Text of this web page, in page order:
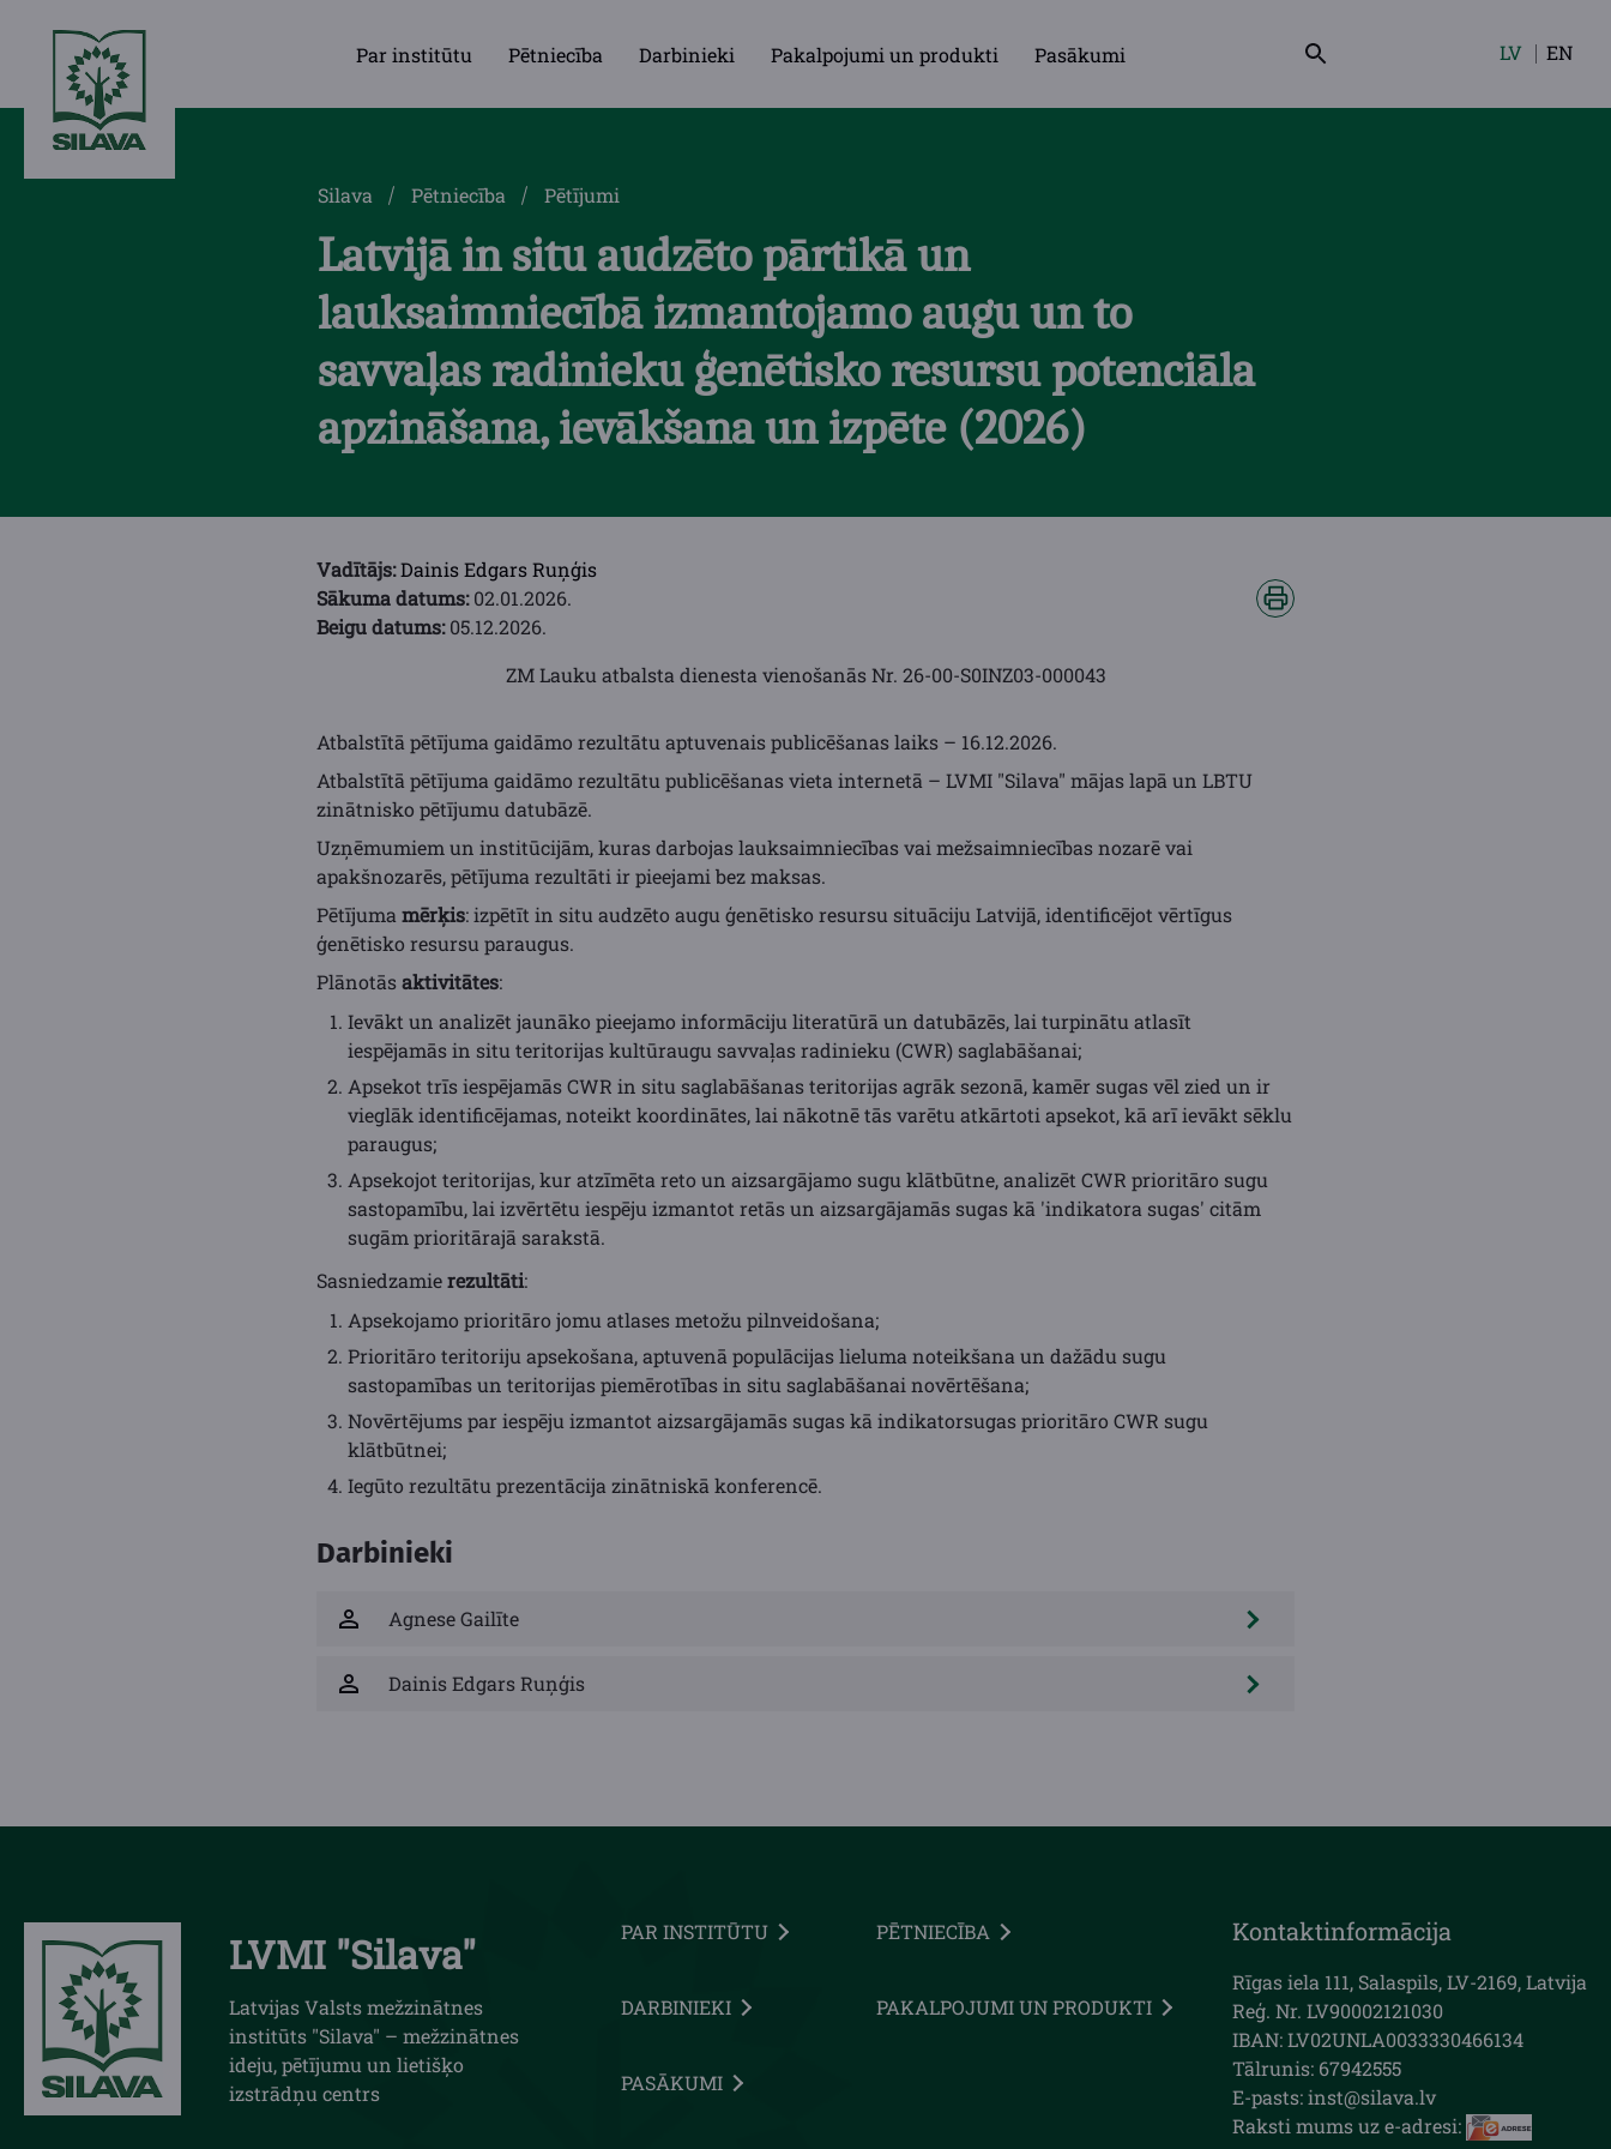
Par institūtu Pētniecība Darbinieki Pakalpojumi un produkti Pasākumi
Izvēlieties
LV EN
Silava Pētniecība Pētījumi
Latvijā in situ audzēto pārtikā un
lauksaimniecībā izmantojamo augu un to
savvaļas radinieku ģenētisko resursu potenciāla
apzināšana, ievākšana un izpēte (2026)
Vadītājs:Dainis Edgars Ruņģis
Sākuma datums:02.01.2026.
Beigu datums:05.12.2026.
ZM Lauku atbalsta dienesta vienošanās Nr. 26-00-S0INZ03-000043
Atbalstītā pētījuma gaidāmo rezultātu aptuvenais publicēšanas laiks – 16.12.2026.
Atbalstītā pētījuma gaidāmo rezultātu publicēšanas vieta internetā – LVMI "Silava" mājas lapā un LBTU
zinātnisko pētījumu datubāzē.
Uzņēmumiem un institūcijām, kuras darbojas lauksaimniecības vai mežsaimniecības nozarē vai
apakšnozarēs, pētījuma rezultāti ir pieejami bez maksas.
Pētījuma mērķis: izpētīt in situ audzēto augu ģenētisko resursu situāciju Latvijā, identificējot vērtīgus
ģenētisko resursu paraugus.
Plānotāsaktivitātes:
Ievākt un analizēt jaunāko pieejamo informāciju literatūrā un datubāzēs, lai turpinātu atlasīt
iespējamās in situ teritorijas kultūraugu savvaļas radinieku (CWR) saglabāšanai;
Apsekot trīs iespējamās CWR in situ saglabāšanas teritorijas agrāk sezonā, kamēr sugas vēl zied un ir
vieglāk identificējamas, noteikt koordinātes, lai nākotnē tās varētu atkārtoti apsekot, kā arī ievākt sēklu
paraugus;
Apsekojot teritorijas, kur atzīmēta reto un aizsargājamo sugu klātbūtne, analizēt CWR prioritāro sugu
sastopamību, lai izvērtētu iespēju izmantot retās un aizsargājamās sugas kā 'indikatora sugas' citām
sugām prioritārajā sarakstā.
Sasniedzamierezultāti:
Apsekojamo prioritāro jomu atlases metožu pilnveidošana;
Prioritāro teritoriju apsekošana, aptuvenā populācijas lieluma noteikšana un dažādu sugu
sastopamības un teritorijas piemērotības in situ saglabāšanai novērtēšana;
Novērtējums par iespēju izmantot aizsargājamās sugas kā indikatorsugas prioritāro CWR sugu
klātbūtnei;
Iegūto rezultātu prezentācija zinātniskā konferencē.
Darbinieki
Agnese Gailīte
Dainis Edgars Ruņģis
LVMI "Silava"
Latvijas Valsts mežzinātnes
institūts "Silava" – mežzinātnes
ideju, pētījumu un lietišķo
izstrādņu centrs
PAR INSTITŪTU PĒTNIECĪBA
DARBINIEKI PAKALPOJUMI UN PRODUKTI
PASĀKUMI
Kontaktinformācija
Rīgas iela 111, Salaspils, LV-2169, Latvija
Reģ. Nr. LV90002121030
IBAN: LV02UNLA0033330466134
Tālrunis: 67942555
E-pasts: inst@silava.lv
Raksti mums uz e-adresi: